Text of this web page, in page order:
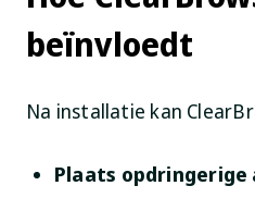
beïnvloedt
Na installatie kan
Plaats